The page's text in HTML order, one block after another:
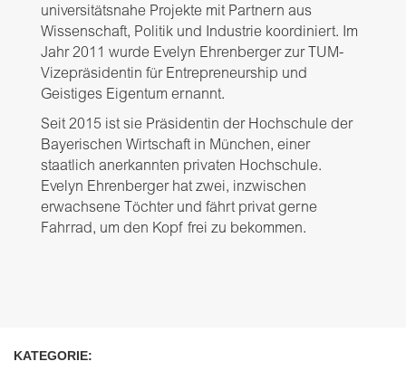
universitätsnahe Projekte mit Partnern aus
Wissenschaft, Politik und Industrie koordiniert. Im
Jahr 2011 wurde Evelyn Ehrenberger zur TUM-
Vizepräsidentin für Entrepreneurship und
Geistiges Eigentum ernannt.
Seit 2015 ist sie Präsidentin der Hochschule der
Bayerischen Wirtschaft in München, einer
staatlich anerkannten privaten Hochschule.
Evelyn Ehrenberger hat zwei, inzwischen
erwachsene Töchter und fährt privat gerne
Fahrrad, um den Kopf frei zu bekommen.
KATEGORIE: